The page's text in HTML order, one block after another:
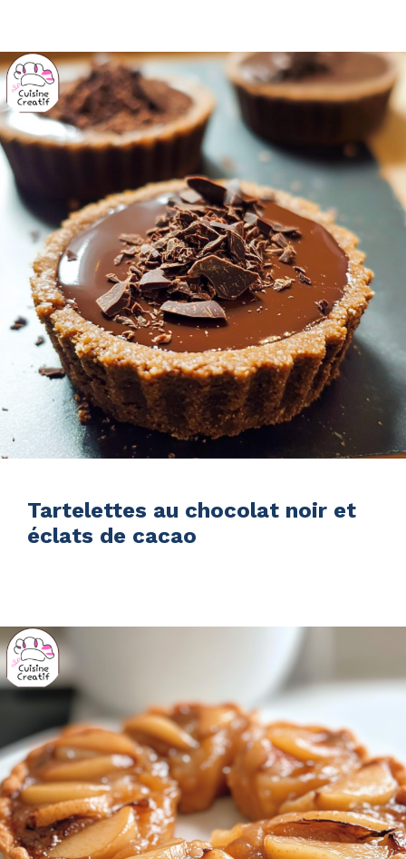
Tartelettes au chocolat noir et
éclats de cacao